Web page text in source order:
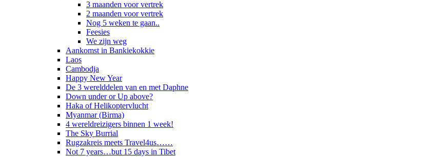
3 maanden voor vertrek
2 maanden voor vertrek
Nog 5 weken te gaan..
Feesies
We zijn weg
Aankomst in Bankiekokkie
Laos
Cambodja
Happy New Year
De 3 werelddelen van en met Daphne
Down under or Up above?
Haka of Helikoptervlucht
Myanmar (Birma)
4 wereldreizigers binnen 1 week!
The Sky Burrial
Rugzakreis meets Travel4us……
Not 7 years…but 15 days in Tibet